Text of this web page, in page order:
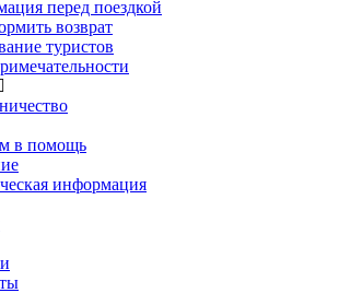
перед поездкой
возврат
туристов
в помощь
информация